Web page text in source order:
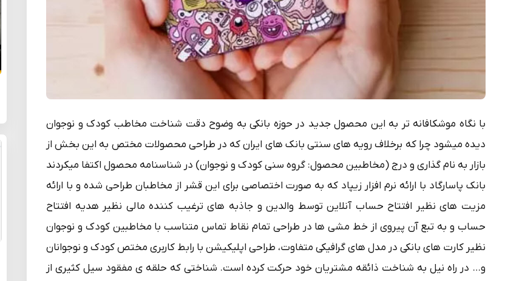
با نگاه موشکافانه تر به این محصول جدید در حوزه بانکی به وضوح دقت شناخت مخاطب کودک و نوجوان
دیده می­شود چرا که برخلاف رویه های سنتی بانک های ایران که در طراحی محصولات مختص به این بخش از
بازار به نام گذاری و درج (مخاطبین محصول: گروه سنی کودک و نوجوان) در شناسنامه محصول اکتفا میکردند
بانک پاسارگاد با ارائه نرم افزار زیپاد که به صورت اختصاصی برای این قشر از مخاطبان طراحی شده و با ارائه
مزیت های نظیر افتتاح حساب آنلاین توسط والدین و جاذبه های ترغیب کننده مالی نظیر هدیه افتتاح
حساب و به تبع آن پیروی از خط مشی ها در طراحی تمام نقاط تماس متناسب با مخاطبین کودک و نوجوان
نظیر کارت های بانکی در مدل های گرافیکی متفاوت، طراحی اپلیکیشن با رابط کاربری مختص کودک و نوجوانان
و… در راه نیل به شناخت ذائقه مشتریان خود حرکت کرده است. شناختی که حلقه ی مفقود سیل کثیری از